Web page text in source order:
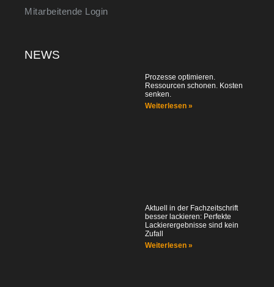
Mitarbeitende Login
NEWS
Prozesse optimieren.
Ressourcen schonen. Kosten
senken.
Weiterlesen »
Aktuell in der Fachzeitschrift
besser lackieren: Perfekte
Lackierergebnisse sind kein
Zufall
Weiterlesen »